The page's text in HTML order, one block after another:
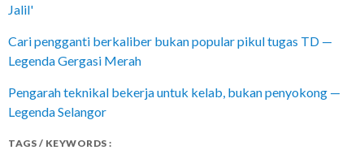
Jalil'
Cari pengganti berkaliber bukan popular pikul tugas TD —
Legenda Gergasi Merah
Pengarah teknikal bekerja untuk kelab, bukan penyokong —
Legenda Selangor
TAGS / KEYWORDS :